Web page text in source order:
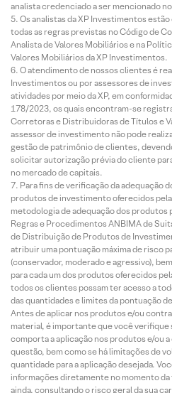
analista credenciado a ser mencionado
Os analistas da XP Investimentos
todas as regras previstas no Código de
Analista de Valores Mobiliários e na
Valores Mobiliários da XP Investimentos.
O atendimento de nossos clientes é
Investimentos ou por assessores de
atividades por meio da XP, em
178/2023, os quais encontram-se
Corretoras e Distribuidoras de Títulos e
assessor de investimento não pode
gestão de patrimônio de clientes,
solicitar autorização prévia do cliente
no mercado de capitais.
Para fins de verificação da adequação
produtos de investimento oferecidos
metodologia de adequação dos produtos
Regras e Procedimentos ANBIMA de
de Distribuição de Produtos de
atribuir uma pontuação máxima de risco
(conservador, moderado e agressivo),
para cada um dos produtos oferecidos
todos os clientes possam ter acesso a
das quantidades e limites da pontuação
Antes de aplicar nos produtos e/ou
material, é importante que você verifique
comporta a aplicação nos produtos e/ou
questão, bem como se há limitações de
quantidade para a aplicação desejada.
informações diretamente no momento da
ainda, consultando o risco geral da sua